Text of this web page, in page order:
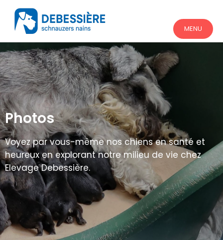
MENU
Photos
Voyez par vous-même nos chiens en santé et
heureux en explorant notre milieu de vie chez
Elevage Debessière.